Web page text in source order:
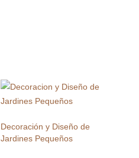
Decoración y Diseño de
Jardines Pequeños